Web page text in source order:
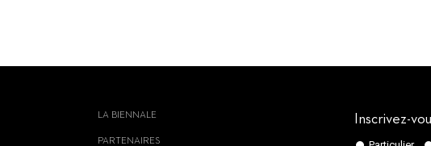
LA BIENNALE
PARTENAIRES
Inscrivez-